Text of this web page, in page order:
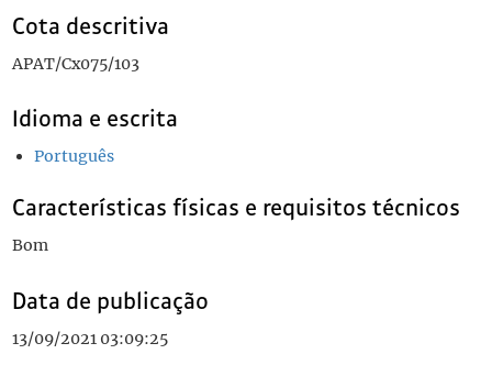
Cota descritiva
APAT/Cx075/103
Idioma e escrita
Português
Características físicas e requisitos técnicos
Bom
Data de publicação
13/09/2021 03:09:25